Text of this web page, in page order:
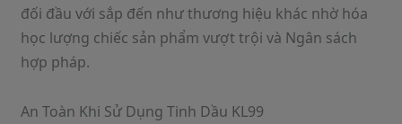
đối đầu với sắp đến như thương hiệu khác nhờ hóa
học lượng chiếc sản phẩm vượt trội và Ngân sách
hợp pháp.
An Toàn Khi Sử Dụng Tinh Dầu KL99